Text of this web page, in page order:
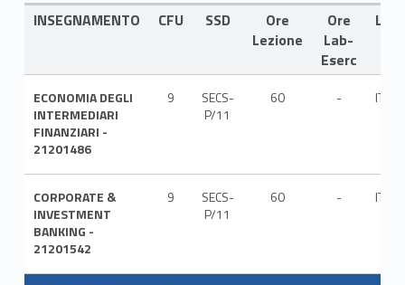
INSEGNAMENTO CFU SSD
Ore
Lezione
Ore
Lab-
Eserc
ECONOMIA DEGLI
INTERMEDIARI
FINANZIARI -
21201486
9
SECS-
P/11
60 - ITA
CORPORATE &
INVESTMENT
BANKING -
21201542
9
SECS-
P/11
60 - ITA